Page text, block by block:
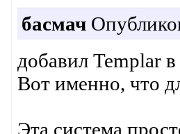
басмач
добавил Templar
Вот именно, что
Эта система